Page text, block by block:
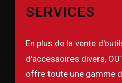
SERVICES
En plus de la vente
d'accessoires divers,
offre toute une gamme